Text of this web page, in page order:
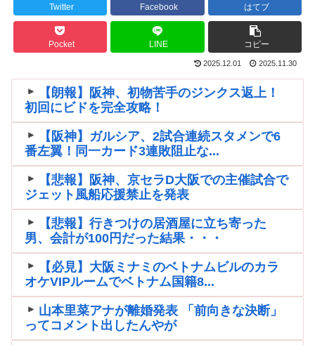
Twitter Facebook はてブ
Pocket LINE コピー
2025.12.01 2025.11.30
【朗報】阪神、初物苦手のジンクス返上！
初回にビドを完全攻略！
【阪神】ガルシア、2試合連続スタメンで6
番左翼！同一カード3連敗阻止な...
【悲報】阪神、京セラD大阪での主催試合で
ジェット風船応援禁止を発表
【悲報】行きつけの居酒屋に立ち寄った
男、会計が100円だった結果・・・
【必見】大阪ミナミのベトナムビルのカラ
オケVIPルームでベトナム国籍8...
山本里菜アナが離婚発表 「前向きな決断」
ってコメント出したんやが